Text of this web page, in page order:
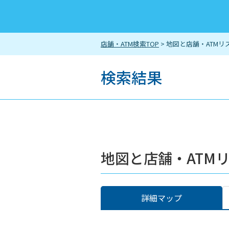
店舗・ATM検索TOP > 地図と店舗・ATMリ
検索結果
地図と店舗・ATM
詳細マップ